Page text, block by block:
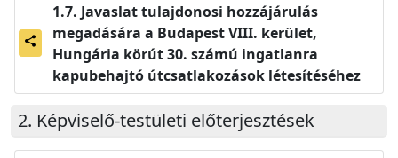
share
Javaslat tulajdonosi hozzájárulás
megadására a Budapest VIII. kerület,
Hungária körút 30. számú ingatlanra
kapubehajtó útcsatlakozások létesítéséhez
Képviselő-testületi előterjesztések